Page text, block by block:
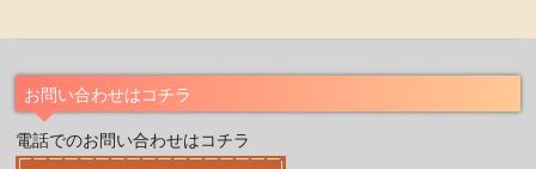
お問い合わせはコチラ
電話でのお問い合わせはコチラ